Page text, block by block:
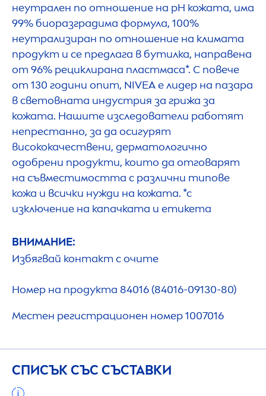
неутрален по отношение на pH кожата, има
99% биоразградима формула, 100%
неутрализиран по отношение на климата
продукт и се предлага в бутилка, направена
от 96% рециклирана пластмаса*. С повече
от 130 години опит, NIVEAе лидер на пазара
в световната индустрия за грижа за
кожата. Нашите изследователи работят
непрестанно, за да осигурят
висококачествени, дерматологично
одобрени продукти, които да отговарят
на съвместимостта с различни типове
кожа и всички нужди на кожата. *с
изключение на капачката и етикета
ВНИМАНИЕ:
Избягвай контакт с очите
Номер на продукта 84016 (84016-09130-80)
Местен регистрационен номер 1007016
СПИСЪК СЪС СЪСТАВКИ